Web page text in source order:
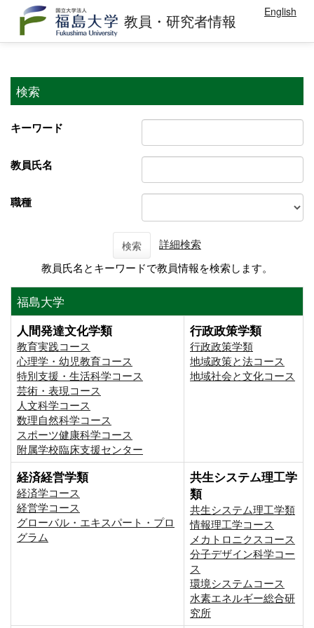
教員・研究者情報 English
検索
キーワード
教員氏名
職種
検索
詳細検索
教員氏名とキーワードで教員情報を検索します。
福島大学
人間発達文化学類
教育実践コース
心理学・幼児教育コース
特別支援・生活科学コース
芸術・表現コース
人文科学コース
数理自然科学コース
スポーツ健康科学コース
附属学校臨床支援センター
行政政策学類
行政政策学類
地域政策と法コース
地域社会と文化コース
経済経営学類
経済学コース
経営学コース
グローバル・エキスパート・プロ
グラム
共生システム理工学
類
共生システム理工学類
情報理工学コース
メカトロニクスコース
分子デザイン科学コー
ス
環境システムコース
⽔素エネルギー総合研
究所